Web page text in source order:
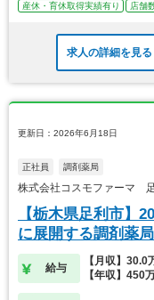
産休・育休取得実績有り
店舗
求人の詳細を見る
更新日：2026年6月18日
正社員 調剤薬局
株式会社コスモファーマ
【栃木県足利市】
に展開する調剤薬
給与
【月収】
【年収】450